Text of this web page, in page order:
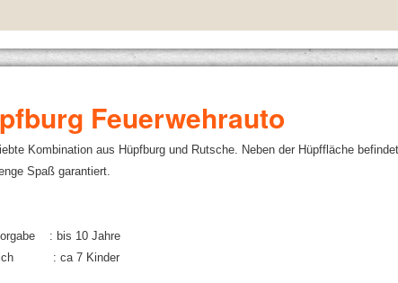
Feuerwehrauto
Kombination aus Hüpfburg und Rutsche. Neben der Hüpffläche
Spaß garantiert.
: bis 10 Jahre
: ca 7 Kinder